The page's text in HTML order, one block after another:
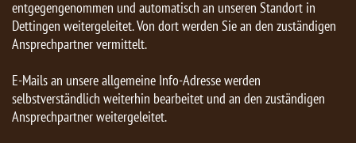
entgegengenommen und automatisch an unseren Standort in
Dettingen weitergeleitet. Von dort werden Sie an den zuständigen
Ansprechpartner vermittelt.
E-Mails an unsere allgemeine Info-Adresse werden
selbstverständlich weiterhin bearbeitet und an den zuständigen
Ansprechpartner weitergeleitet.